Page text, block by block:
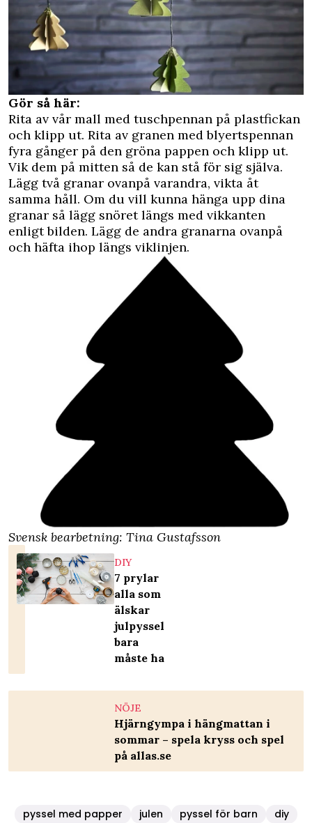
Gör så här:
Rita av vår mall med tuschpennan på plastfickan
och klipp ut. Rita av granen med blyertspennan
fyra gånger på den gröna pappen och klipp ut.
Vik dem på mitten så de kan stå för sig själva.
Lägg två granar ovanpå varandra, vikta åt
samma håll. Om du vill kunna hänga upp dina
granar så lägg snöret längs med vikkanten
enligt bilden. Lägg de andra granarna ovanpå
och häfta ihop längs viklinjen.
Svensk bearbetning: Tina Gustafsson
DIY
7 prylar
alla som
älskar
julpyssel
bara
måste ha
NÖJE
Hjärngympa i hängmattan i
sommar – spela kryss och spel
på allas.se
pyssel med papper julen pyssel för barn
diy